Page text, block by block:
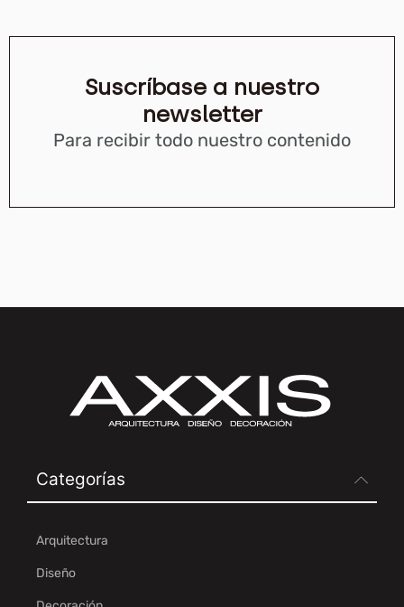
Suscríbase a nuestro
newsletter
Para recibir todo nuestro contenido
Categorías
Arquitectura
Diseño